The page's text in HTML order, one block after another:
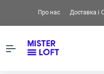
Про нас Доставка і